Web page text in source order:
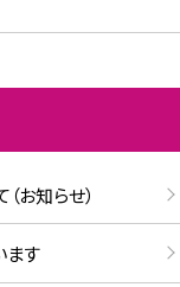
お知らせ）
ます